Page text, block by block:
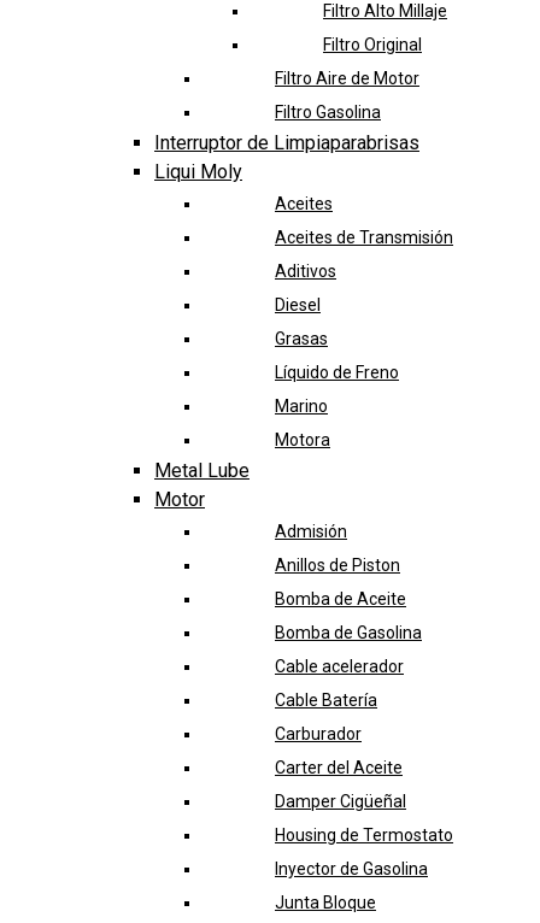
Filtro Alto Millaje
Filtro Original
Filtro Aire de Motor
Filtro Gasolina
Interruptor de Limpiaparabrisas
Liqui Moly
Aceites
Aceites de Transmisión
Aditivos
Diesel
Grasas
Líquido de Freno
Marino
Motora
Metal Lube
Motor
Admisión
Anillos de Piston
Bomba de Aceite
Bomba de Gasolina
Cable acelerador
Cable Batería
Carburador
Carter del Aceite
Damper Cigüeñal
Housing de Termostato
Inyector de Gasolina
Junta Bloque